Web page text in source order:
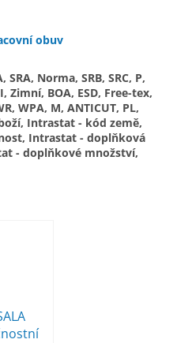
obuv
SRA, Norma, SRB, SRC, P,
Zimní, BOA, ESD, Free-tex,
WPA, M, ANTICUT, PL,
Intrastat - kód země,
Intrastat - doplňková
- doplňkové množství,